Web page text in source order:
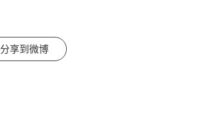
分享到微博